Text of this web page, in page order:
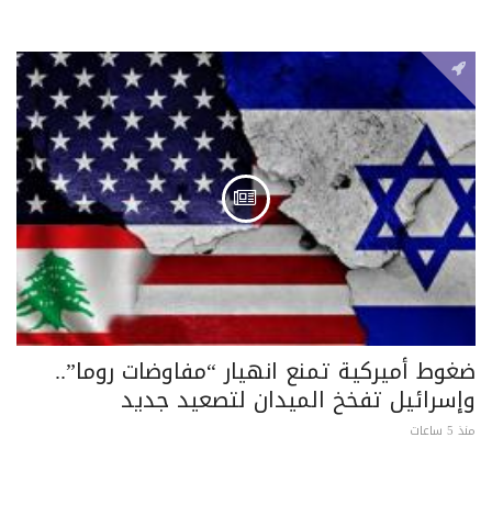
ضغوط أميركية تمنع انهيار “مفاوضات روما”..
وإسرائيل تفخخ الميدان لتصعيد جديد
منذ 5 ساعات